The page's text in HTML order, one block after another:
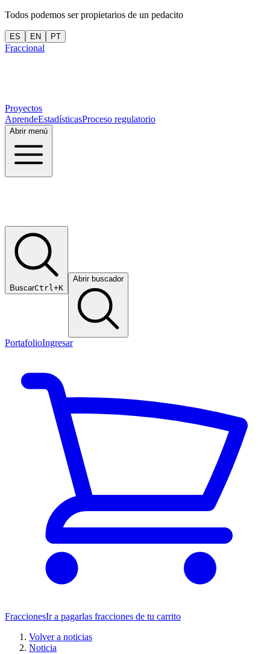
Todos podemos ser propietarios de un pedacito
ES EN PT
Fraccional
Proyectos
AprendeEstadísticasProceso regulatorio
Abrir menú
BuscarCtrl+K
Abrir buscador
PortafolioIngresar
FraccionesIr a pagarlas fracciones de tu carrito
Volver a noticias
Noticia